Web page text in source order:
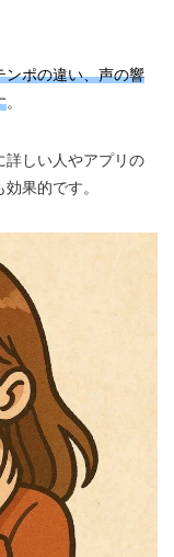
ンポの違い、声の響
。
詳しい人やアプリの
果的です。